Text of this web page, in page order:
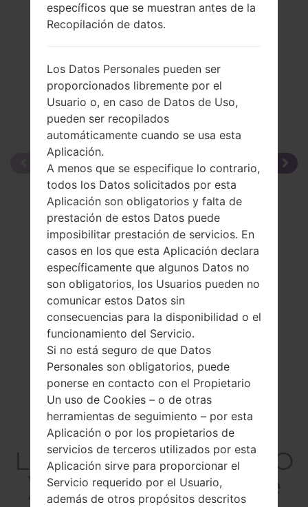
Comparar
La especificación
LGP350GO(LGP350GO
) akaLG Optimus Me
específicos que se muestran antes de la
Recopilación de datos.
Los Datos Personales pueden ser
proporcionados libremente por el
Usuario o, en caso de Datos de Uso,
pueden ser recopilados
automáticamente cuando se usa esta
Aplicación.
A menos que se especifique lo contrario,
todos los Datos solicitados por esta
Aplicación son obligatorios y falta de
prestación de estos Datos puede
imposibilitar prestación de servicios. En
casos en los que esta Aplicación declara
específicamente que algunos Datos no
son obligatorios, los Usuarios pueden no
comunicar estos Datos sin
consecuencias para la disponibilidad o el
funcionamiento del Servicio.
Si no está seguro de que Datos
Personales son obligatorios, puede
ponerse en contacto con el Propietario
Un uso de Cookies – o de otras
herramientas de seguimiento – por esta
Aplicación o por los propietarios de
servicios de terceros utilizados por esta
Aplicación sirve para proporcionar el
Servicio requerido por el Usuario,
además de otros propósitos descritos